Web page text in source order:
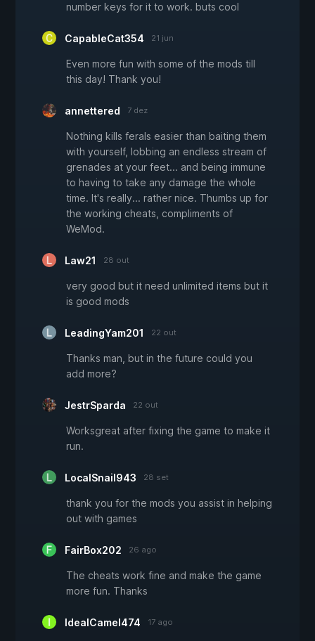
number keys for it to work. buts cool
CapableCat354 21 jun
Even more fun with some of the mods till
this day! Thank you!
annettered 7 dez
Nothing kills ferals easier than baiting them
with yourself, lobbing an endless stream of
grenades at your feet... and being immune
to having to take any damage the whole
time. It's really... rather nice. Thumbs up for
the working cheats, compliments of
WeMod.
Law21 28 out
very good but it need unlimited items but it
is good mods
LeadingYam201 22 out
Thanks man, but in the future could you
add more?
JestrSparda 22 out
Worksgreat after fixing the game to make it
run.
LocalSnail943 28 set
thank you for the mods you assist in helping
out with games
FairBox202 26 ago
The cheats work fine and make the game
more fun. Thanks
IdealCamel474 17 ago